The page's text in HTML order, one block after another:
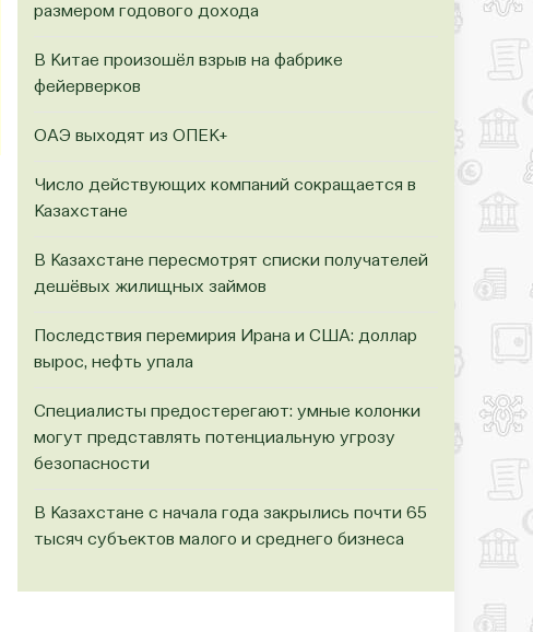
размером годового дохода
В Китае произошёл взрыв на фабрике
фейерверков
ОАЭ выходят из ОПЕК+
Число действующих компаний сокращается в
Казахстане
В Казахстане пересмотрят списки получателей
дешёвых жилищных займов
Последствия перемирия Ирана и США: доллар
вырос, нефть упала
Специалисты предостерегают: умные колонки
могут представлять потенциальную угрозу
безопасности
В Казахстане с начала года закрылись почти 65
тысяч субъектов малого и среднего бизнеса